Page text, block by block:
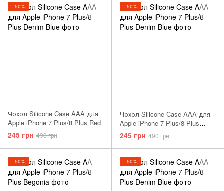
−50%
Чохол Silicone Case AAA для
Apple iPhone 7 Plus/8 Plus Red
245 грн 490 грн
−50%
Чохол Silicone Case AAA для
Apple iPhone 7 Plus/8 Plus
Nectarine
245 грн 490 грн
−50% −50%